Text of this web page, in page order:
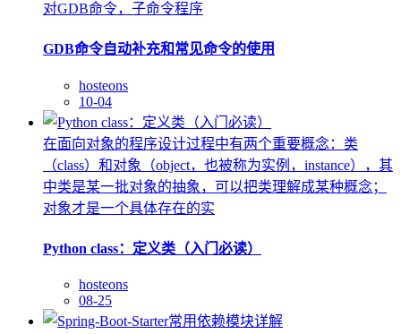
对GDB命令，子命令程序
GDB命令自动补充和常见命令的使用
hosteons
10-04
在面向对象的程序设计过程中有两个重要概念：类
（class）和对象（object，也被称为实例，instance），其
中类是某一批对象的抽象，可以把类理解成某种概念；
对象才是一个具体存在的实
Python class：定义类（入门必读）
hosteons
08-25